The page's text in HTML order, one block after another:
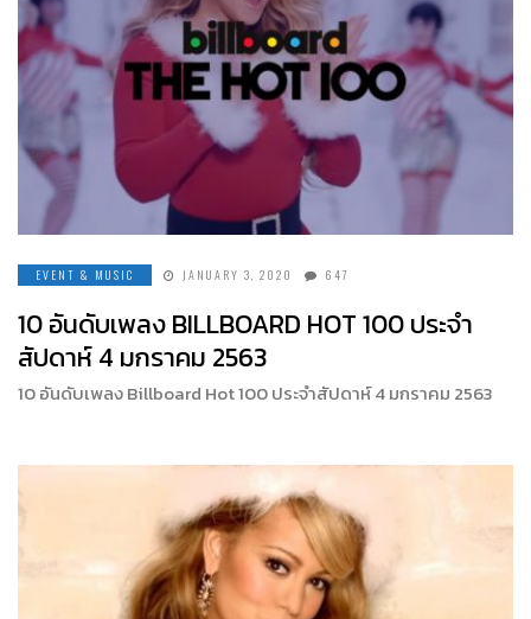
EVENT & MUSIC JANUARY 3, 2020 647
10 อันดับเพลง BILLBOARD HOT 100 ประจำ
สัปดาห์ 4 มกราคม 2563
10 อันดับเพลง Billboard Hot 100 ประจำสัปดาห์ 4 มกราคม 2563